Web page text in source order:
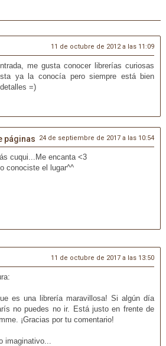
11 de octubre de 2012 a las 11:09
me gusta conocer librerías curiosas
ya la conocía pero siempre está bien
=)
páginas 24 de septiembre de 2017 a las 10:54
cuqui...Me encanta <3
conociste el lugar^^
11 de octubre de 2017 a las 13:50
es una librería maravillosa! Si algún día
no puedes no ir. Está justo en frente de
¡Gracias por tu comentario!
imaginativo...